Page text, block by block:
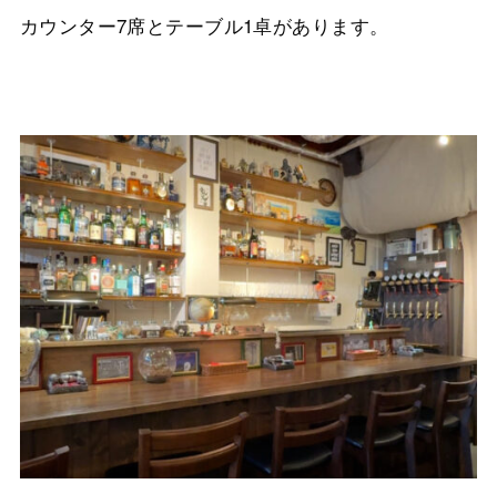
カウンター7席とテーブル1卓があります。